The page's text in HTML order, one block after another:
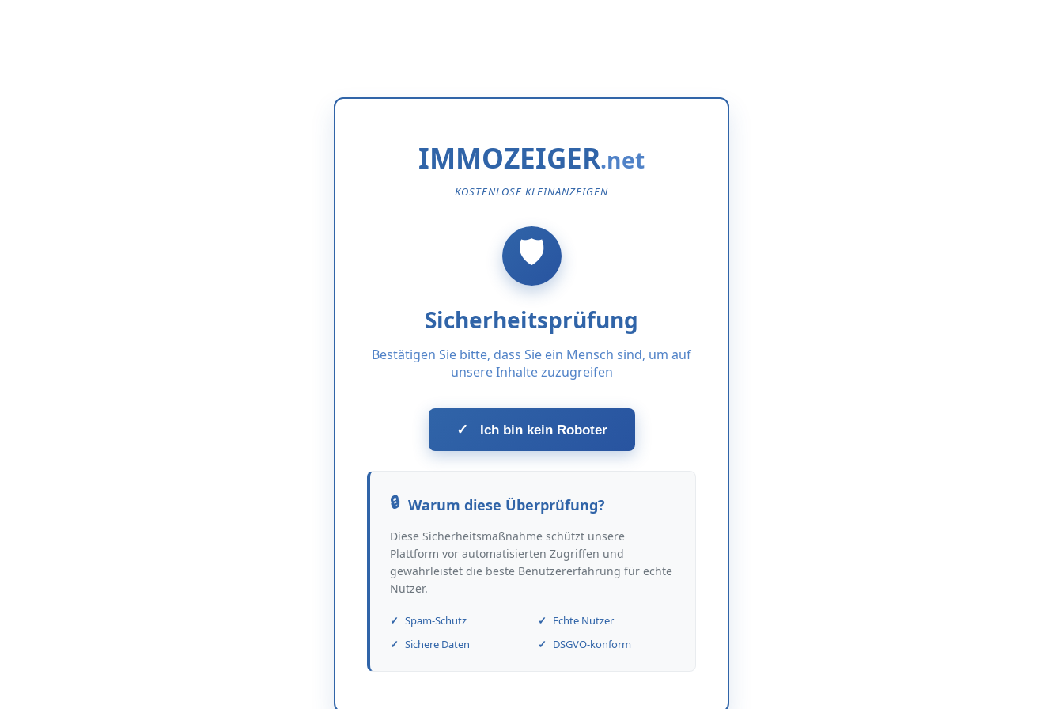
IMMOZEIGER
KOSTENLOSE KLEINANZEIGEN
Sicherheitsprüfung
Bestätigen Sie bitte, dass Sie ein Mensch sind, um auf
unsere Inhalte zuzugreifen
✓ Ich bin kein Roboter
Warum diese Überprüfung?
Diese Sicherheitsmaßnahme schützt unsere
Plattform vor automatisierten Zugriffen und
gewährleistet die beste Benutzererfahrung für echte
Nutzer.
Spam-Schutz
Echte Nutzer
Sichere Daten
DSGVO-konform